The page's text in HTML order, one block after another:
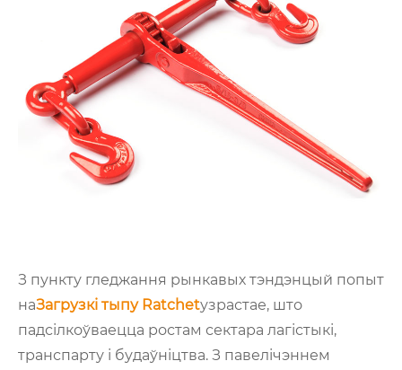
З пункту гледжання рынкавых тэндэнцый попыт
наЗагрузкі тыпу Ratchetузрастае, што
падсілкоўваецца ростам сектара лагістыкі,
транспарту і будаўніцтва. З павелічэннем